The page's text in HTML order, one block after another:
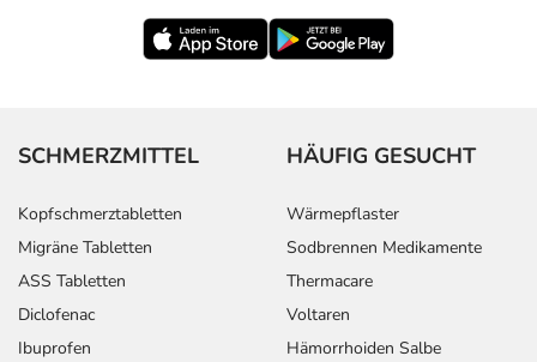
SCHMERZMITTEL
Kopfschmerztabletten
Migräne Tabletten
ASS Tabletten
Diclofenac
Ibuprofen
HÄUFIG GESUCHT
Wärmepflaster
Sodbrennen Medikamente
Thermacare
Voltaren
Hämorrhoiden Salbe